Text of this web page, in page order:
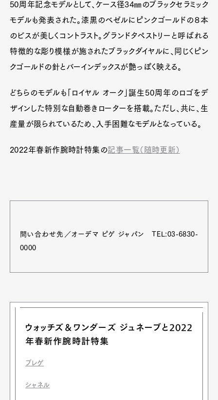
50周年記念モデルとして、ケース径34㎜のブラックセラミック
モデルも発表された。漆黒のベゼルにピンクゴールドの８本
のビスが美しくコントラスト。グランドタペストリーと呼ばれる
特徴的な彫り模様が施されたブラックダイヤルに、同じくピン
クゴールドの針とバーインデックスが艶っぽく映える。
どちらのモデルも「ロイヤル オーク」誕生50周年のロゴをデ
ザインした特別な自動巻きローターを搭載。ただし、共に、生
産量が限られているため、入手困難なモデルとなっている。
2022年春新作腕時計特集の記事一覧（随時更新）
問い合わせ先／オーデマ ピゲ ジャパン TEL:03-6830-
0000
ウォッチズ＆ワンダーズ ジュネーブと2022
年春新作腕時計特集
ブレゲ
シャネル